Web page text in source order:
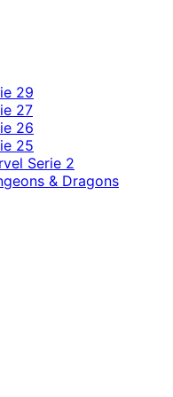
29
27
26
25
Serie 2
& Dragons